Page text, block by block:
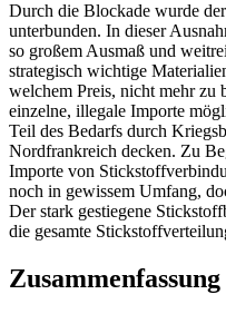
Durch die Blockade wurde
unterbunden. In dieser
so großem Ausmaß und
strategisch wichtige
welchem Preis, nicht mehr zu
einzelne, illegale Importe
Teil des Bedarfs durch
Nordfrankreich decken. Zu
Importe von
noch in gewissem Umfang,
Der stark gestiegene
die gesamte